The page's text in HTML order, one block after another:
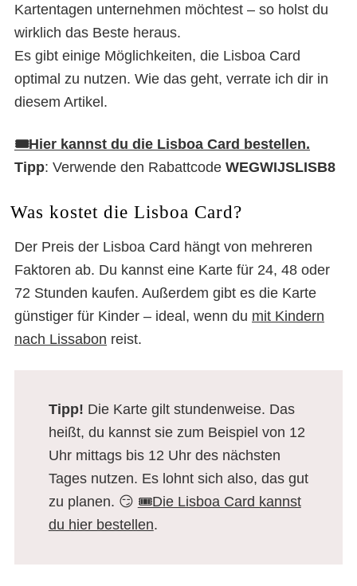
Kartentagen unternehmen möchtest – so holst du
wirklich das Beste heraus.
Es gibt einige Möglichkeiten, die Lisboa Card
optimal zu nutzen. Wie das geht, verrate ich dir in
diesem Artikel.
🎟️Hier kannst du die Lisboa Card bestellen.
Tipp: Verwende den Rabattcode WEGWIJSLISB8
Was kostet die Lisboa Card?
Der Preis der Lisboa Card hängt von mehreren
Faktoren ab. Du kannst eine Karte für 24, 48 oder
72 Stunden kaufen. Außerdem gibt es die Karte
günstiger für Kinder – ideal, wenn du mit Kindern
nach Lissabon reist.
Tipp! Die Karte gilt stundenweise. Das
heißt, du kannst sie zum Beispiel von 12
Uhr mittags bis 12 Uhr des nächsten
Tages nutzen. Es lohnt sich also, das gut
zu planen. 😏 🎟️Die Lisboa Card kannst
du hier bestellen.